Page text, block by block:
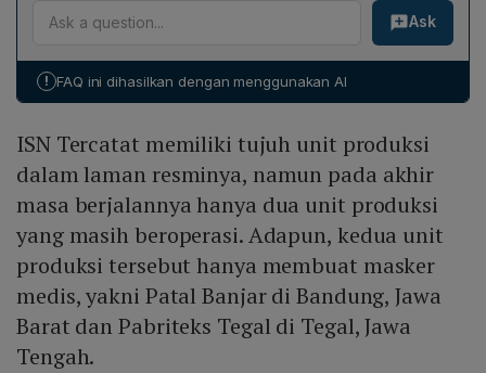
bukan pada produk akhir atau hilir seperti pakaian jadi.
Dengan begitu, BUMN tidak menambah tekanan pada
impor dan pakaian bekas.
menginvestigasi alasan banyak perusahaan tekstil
swasta tutup, seperti tingginya biaya produksi dan
menyeluruh, BUMN tekstil berpotensi mengalami
menambah persaingan tidak sehat, mempersempit
pasar domestik yang sudah terbatas bagi pelaku
swasta, sehingga alih‑alih menciptakan lapangan kerja,
BUMN malah memperparah tekanan pada industri tekstil
dalam negeri.
Ask
! FAQ ini dihasilkan dengan menggunakan AI
ISN Tercatat memiliki tujuh unit produksi
dalam laman resminya, namun pada akhir
masa berjalannya hanya dua unit produksi
yang masih beroperasi. Adapun, kedua unit
produksi tersebut hanya membuat masker
medis, yakni Patal Banjar di Bandung, Jawa
Barat dan Pabriteks Tegal di Tegal, Jawa
Tengah.